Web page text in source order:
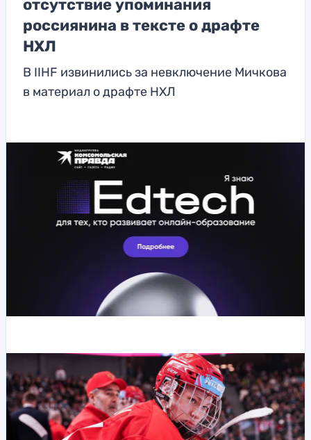
отсутствие упоминания
россиянина в тексте о драфте
НХЛ
В IIHF извинились за невключение Мичкова
в материал о драфте НХЛ